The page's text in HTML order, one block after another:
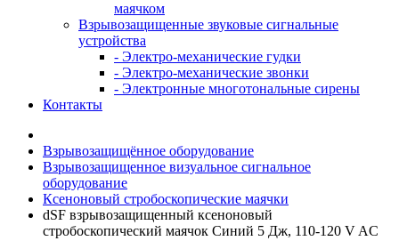
маячком
Взрывозащищенные звуковые сигнальные
устройства
- Электро-механические гудки
- Электро-механические звонки
- Электронные многотональные сирены
Контакты
Взрывозащищённое оборудование
Взрывозащищенное визуальное сигнальное
оборудование
Ксеноновый стробоскопические маячки
dSF взрывозащищенный ксеноновый
стробоскопический маячок Синий 5 Дж, 110-120 V AC